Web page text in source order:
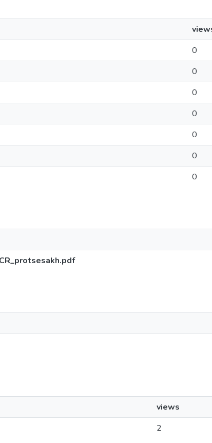
0
0
0
0
0
0
0
views
2